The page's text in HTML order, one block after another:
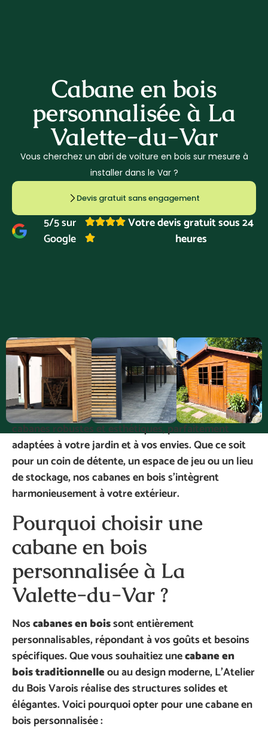
Cabane en bois
personnalisée à La
Valette-du-Var
Vous cherchez un abri de voiture en bois sur mesure à
installer dans le Var ?
Devis gratuit sans engagement
5/5 sur
Google
Votre devis gratuit sous 24
heures
Offrez à vos enfants ou à vous-même un espace
unique avec unecabane en bois personnaliséeàLa
Valette-du-Var. L’Atelier du Bois Varois, spécialiste
de la construction en bois sur mesure, conçoit des
cabanes robustes et esthétiques, parfaitement
adaptées à votre jardin et à vos envies. Que ce soit
pour un coin de détente, un espace de jeu ou un lieu
de stockage, nos cabanes en bois s’intègrent
harmonieusement à votre extérieur.
Pourquoi choisir une
cabane en bois
personnalisée à La
Valette-du-Var ?
Noscabanes en boissont entièrement
personnalisables, répondant à vos goûts et besoins
spécifiques. Que vous souhaitiez unecabane en
bois traditionnelleou au design moderne, L’Atelier
du Bois Varois réalise des structures solides et
élégantes. Voici pourquoi opter pour une cabane en
bois personnalisée :